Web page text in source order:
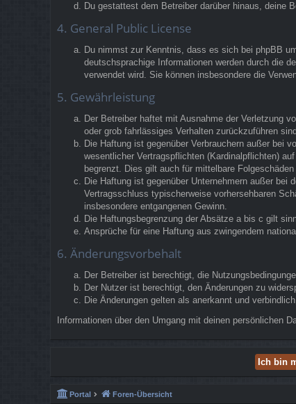
Du gestattest dem Betreiber darüber hinaus, deine
4. General Public License
Du nimmst zur Kenntnis, dass es sich bei phpBB um
deutschsprachige Informationen werden durch die
verwendet wird. Sie können insbesondere die
5. Gewährleistung
Der Betreiber haftet mit Ausnahme der Verletzung
oder grob fahrlässiges Verhalten zurückzuführen
Die Haftung ist gegenüber Verbrauchern außer bei
wesentlicher Vertragspflichten (Kardinalpflichten)
begrenzt. Dies gilt auch für mittelbare
Die Haftung ist gegenüber Unternehmern außer bei
Vertragsschluss typischerweise vorhersehbaren
insbesondere entgangenen Gewinn.
Die Haftungsbegrenzung der Absätze a bis c gilt
Ansprüche für eine Haftung aus zwingendem
6. Änderungsvorbehalt
Der Betreiber ist berechtigt, die
Der Nutzer ist berechtigt, den Änderungen zu
Die Änderungen gelten als anerkannt und
Informationen über den Umgang mit deinen persönlichen
Portal Foren-Übersicht